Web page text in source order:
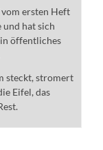
ersten Heft
hat sich
öffentliches
steckt, stromert
Eifel, das